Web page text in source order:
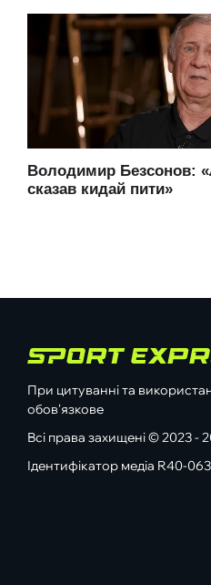
При цитуванні та
обов'язкове
Всі права захищені © 2023
Ідентифікатор медіа R40-